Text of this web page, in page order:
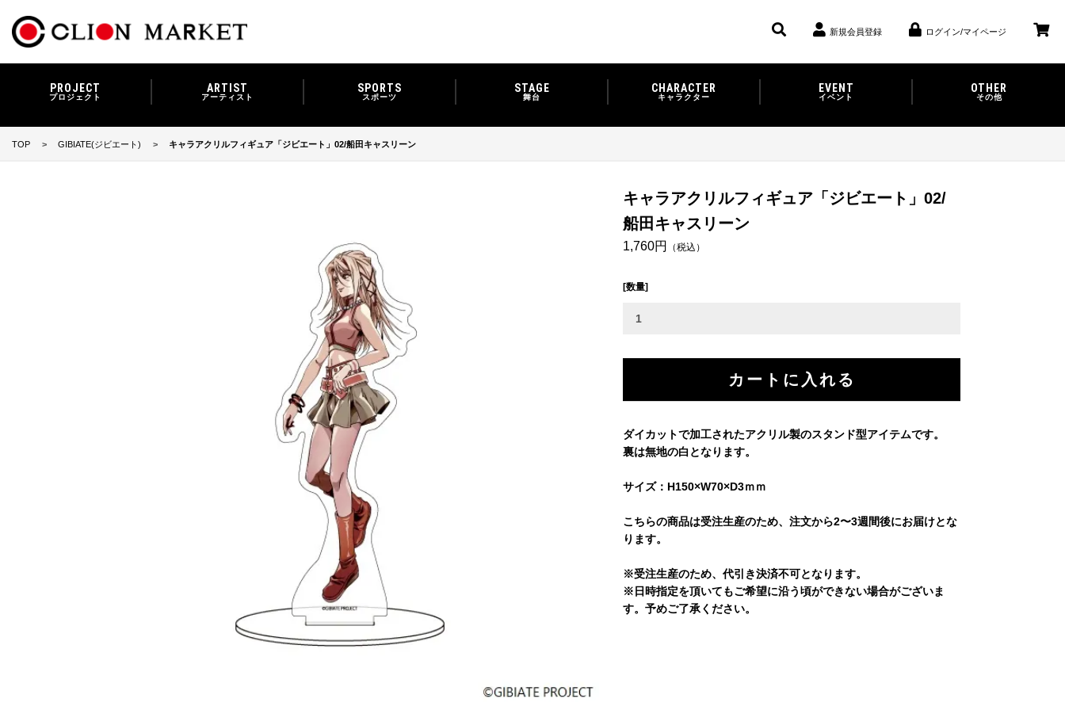
新規会員登録 ログイン/マイページ
PROJECT
プロジェクト
ARTIST
アーティスト
SPORTS
スポーツ
STAGE
舞台
CHARACTER
キャラクター
EVENT
イベント
OTHER
その他
TOP GIBIATE(ジビエート) キャラアクリルフィギュア「ジビエート」02/船田キャスリーン
キャラアクリルフィギュア「ジビエート」02/
船田キャスリーン
1,760円 （税込）
[数量]
ダイカットで加工されたアクリル製のスタンド型アイテムです。
裏は無地の白となります。
サイズ：H150×W70×D3ｍｍ
こちらの商品は受注生産のため、注文から2〜3週間後にお届けとな
ります。
※受注生産のため、代引き決済不可となります。
※日時指定を頂いてもご希望に沿う頃ができない場合がございま
す。予めご了承ください。